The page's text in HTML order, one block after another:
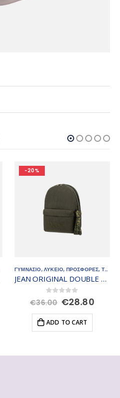
-20%
ΓΥΜΝΑΣΙΟ,ΛΥΚΕΙΟ, ΠΡΟΣΦΟΡΕΣ, ΤΣΑΝΤΕΣ - ΣΑΚΙΔΙΑ
JEAN ORIGINAL DOUBLE ΣΑΚΙΔΙΟ 901235-2600
out of 5
€36.00 Original
price
was:
€36.00.
€28.80
ADD TO CART